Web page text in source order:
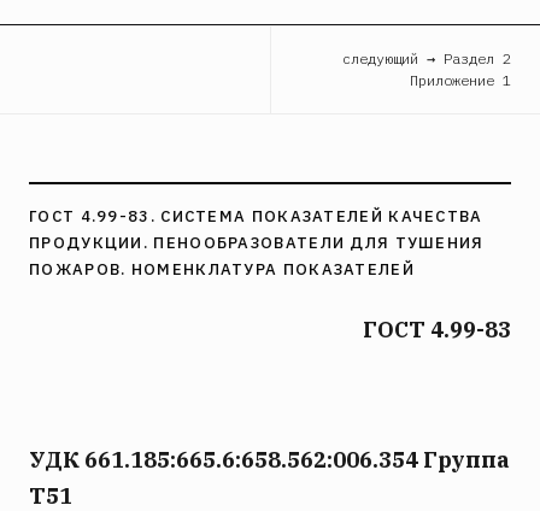
следующий → Раздел 2
Приложение 1
ГОСТ 4.99-83. СИСТЕМА ПОКАЗАТЕЛЕЙ КАЧЕСТВА
ПРОДУКЦИИ. ПЕНООБРАЗОВАТЕЛИ ДЛЯ ТУШЕНИЯ
ПОЖАРОВ. НОМЕНКЛАТУРА ПОКАЗАТЕЛЕЙ
ГОСТ 4.99-83
УДК 661.185:665.6:658.562:006.354 Группа
Т51